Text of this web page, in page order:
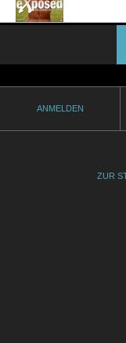
ANMELDEN
ZUR